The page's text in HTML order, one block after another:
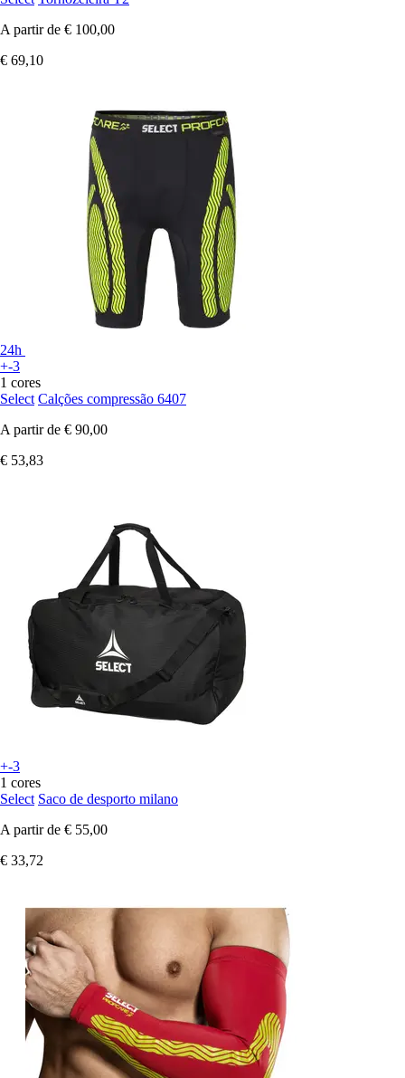
A partir de € 100,00
€ 69,10
24h
+-3
1 cores
Select Calções compressão 6407
A partir de € 90,00
€ 53,83
+-3
1 cores
Select Saco de desporto milano
A partir de € 55,00
€ 33,72